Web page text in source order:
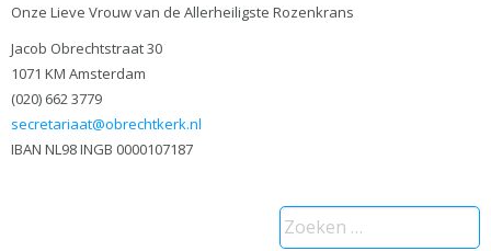
Onze Lieve Vrouw van de Allerheiligste Rozenkrans
Jacob Obrechtstraat 30
1071 KM Amsterdam
(020) 662 3779
secretariaat@obrechtkerk.nl
IBAN NL98 INGB 0000107187
Zoeken
naar: